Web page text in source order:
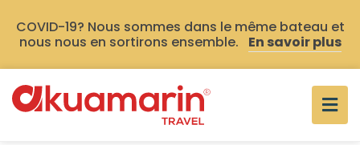
COVID-19? Nous sommes dans le même bateau et
nous nous en sortirons ensemble.
En savoir plus